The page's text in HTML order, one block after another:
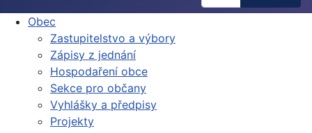
Obec
Zastupitelstvo a výbory
Zápisy z jednání
Hospodaření obce
Sekce pro občany
Vyhlášky a předpisy
Projekty